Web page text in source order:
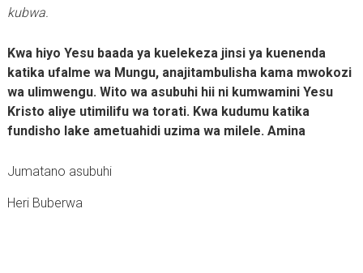
kubwa.
Kwa hiyo Yesu baada ya kuelekeza jinsi ya kuenenda
katika ufalme wa Mungu, anajitambulisha kama mwokozi
wa ulimwengu. Wito wa asubuhi hii ni kumwamini Yesu
Kristo aliye utimilifu wa torati. Kwa kudumu katika
fundisho lake ametuahidi uzima wa milele. Amina
Jumatano asubuhi
Heri Buberwa